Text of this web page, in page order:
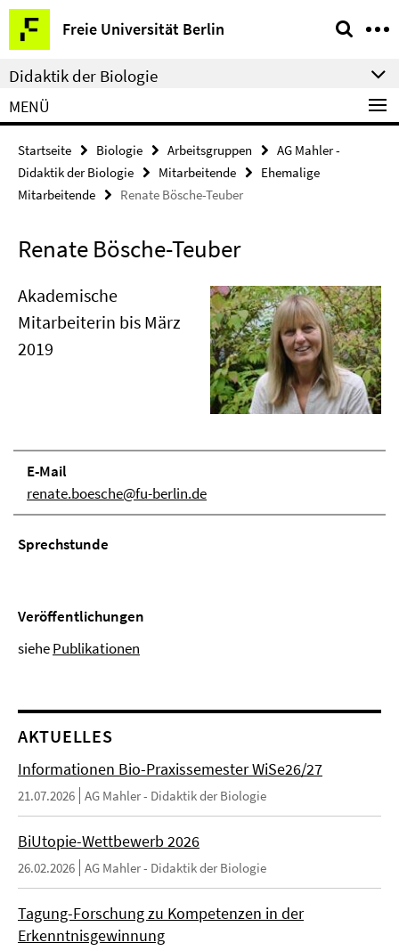
Springe
direkt
zu
Inhalt
Freie Universität Berlin
Service-
Navigation
Didaktik der Biologie
MENÜ
Startseite Biologie Arbeitsgruppen
AG Mahler -
Didaktik der Biologie
Mitarbeitende
Ehemalige
Mitarbeitende
Renate Bösche-Teuber
Renate Bösche-Teuber
Akademische
Mitarbeiterin bis März
2019
E-Mail
renate.boesche@fu-berlin.de
Sprechstunde
Veröffentlichungen
siehePublikationen
AKTUELLES
Informationen Bio-Praxissemester WiSe26/27
21.07.2026 AG Mahler - Didaktik der Biologie
BiUtopie-Wettbewerb 2026
26.02.2026 AG Mahler - Didaktik der Biologie
Tagung-Forschung zu Kompetenzen in der
Erkenntnisgewinnung